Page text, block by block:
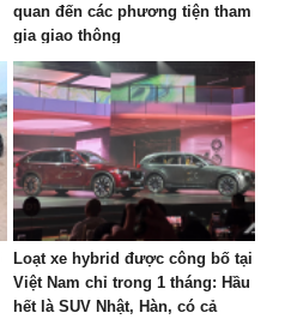
quan đến các phương tiện tham
gia giao thông
Loạt xe hybrid được công bố tại
Việt Nam chỉ trong 1 tháng: Hầu
hết là SUV Nhật, Hàn, có cả